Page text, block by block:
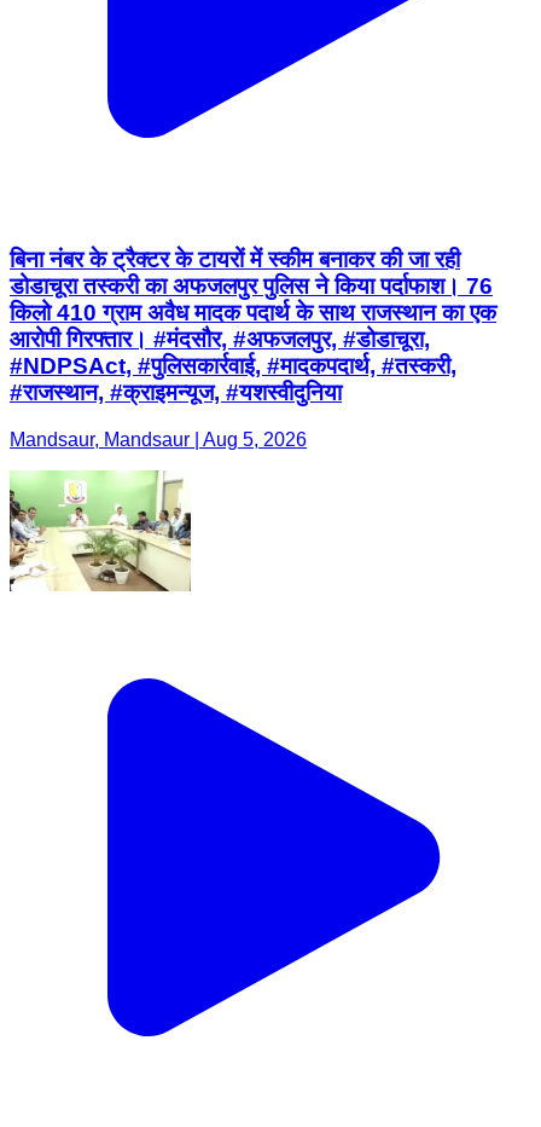
बिना नंबर के ट्रैक्टर के टायरों में स्कीम बनाकर की जा रही
डोडाचूरा तस्करी का अफजलपुर पुलिस ने किया पर्दाफाश। 76
किलो 410 ग्राम अवैध मादक पदार्थ के साथ राजस्थान का एक
आरोपी गिरफ्तार। #मंदसौर, #अफजलपुर, #डोडाचूरा,
#NDPSAct, #पुलिसकार्रवाई, #मादकपदार्थ, #तस्करी,
#राजस्थान, #क्राइमन्यूज, #यशस्वीदुनिया
Mandsaur, Mandsaur | Aug 5, 2026